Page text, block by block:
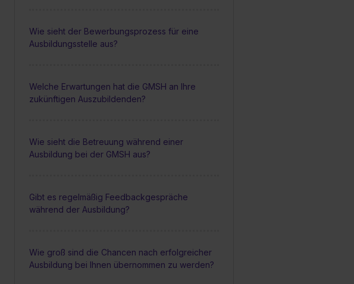
Wie sieht der Bewerbungsprozess für eine
Ausbildungsstelle aus?
Welche Erwartungen hat die GMSH an Ihre
zukünftigen Auszubildenden?
Wie sieht die Betreuung während einer
Ausbildung bei der GMSH aus?
Gibt es regelmäßig Feedbackgespräche
während der Ausbildung?
Wie groß sind die Chancen nach erfolgreicher
Ausbildung bei Ihnen übernommen zu werden?